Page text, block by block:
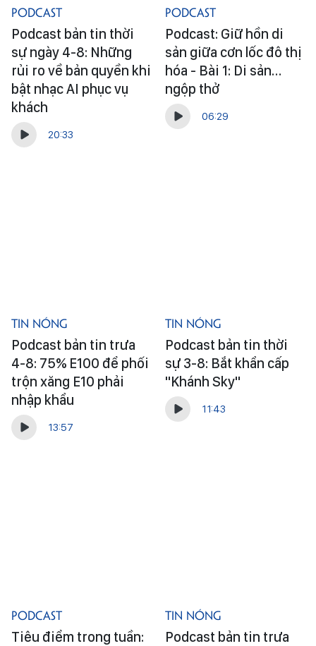
Podcast
Podcast bản tin thời
sự ngày 4-8: Những
rủi ro về bản quyền khi
bật nhạc AI phục vụ
khách
20:33
Podcast
Podcast: Giữ hồn di
sản giữa cơn lốc đô thị
hóa - Bài 1: Di sản…
ngộp thở
06:29
Tin Nóng
Podcast bản tin trưa
4-8: 75% E100 để phối
trộn xăng E10 phải
nhập khẩu
13:57
Tin Nóng
Podcast bản tin thời
sự 3-8: Bắt khẩn cấp
"Khánh Sky"
11:43
Podcast
Tiêu điểm trong tuần:
Tin Nóng
Podcast bản tin trưa